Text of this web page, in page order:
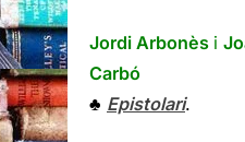
Jordi Arbonès i
Carbó
♣ Epistolari.